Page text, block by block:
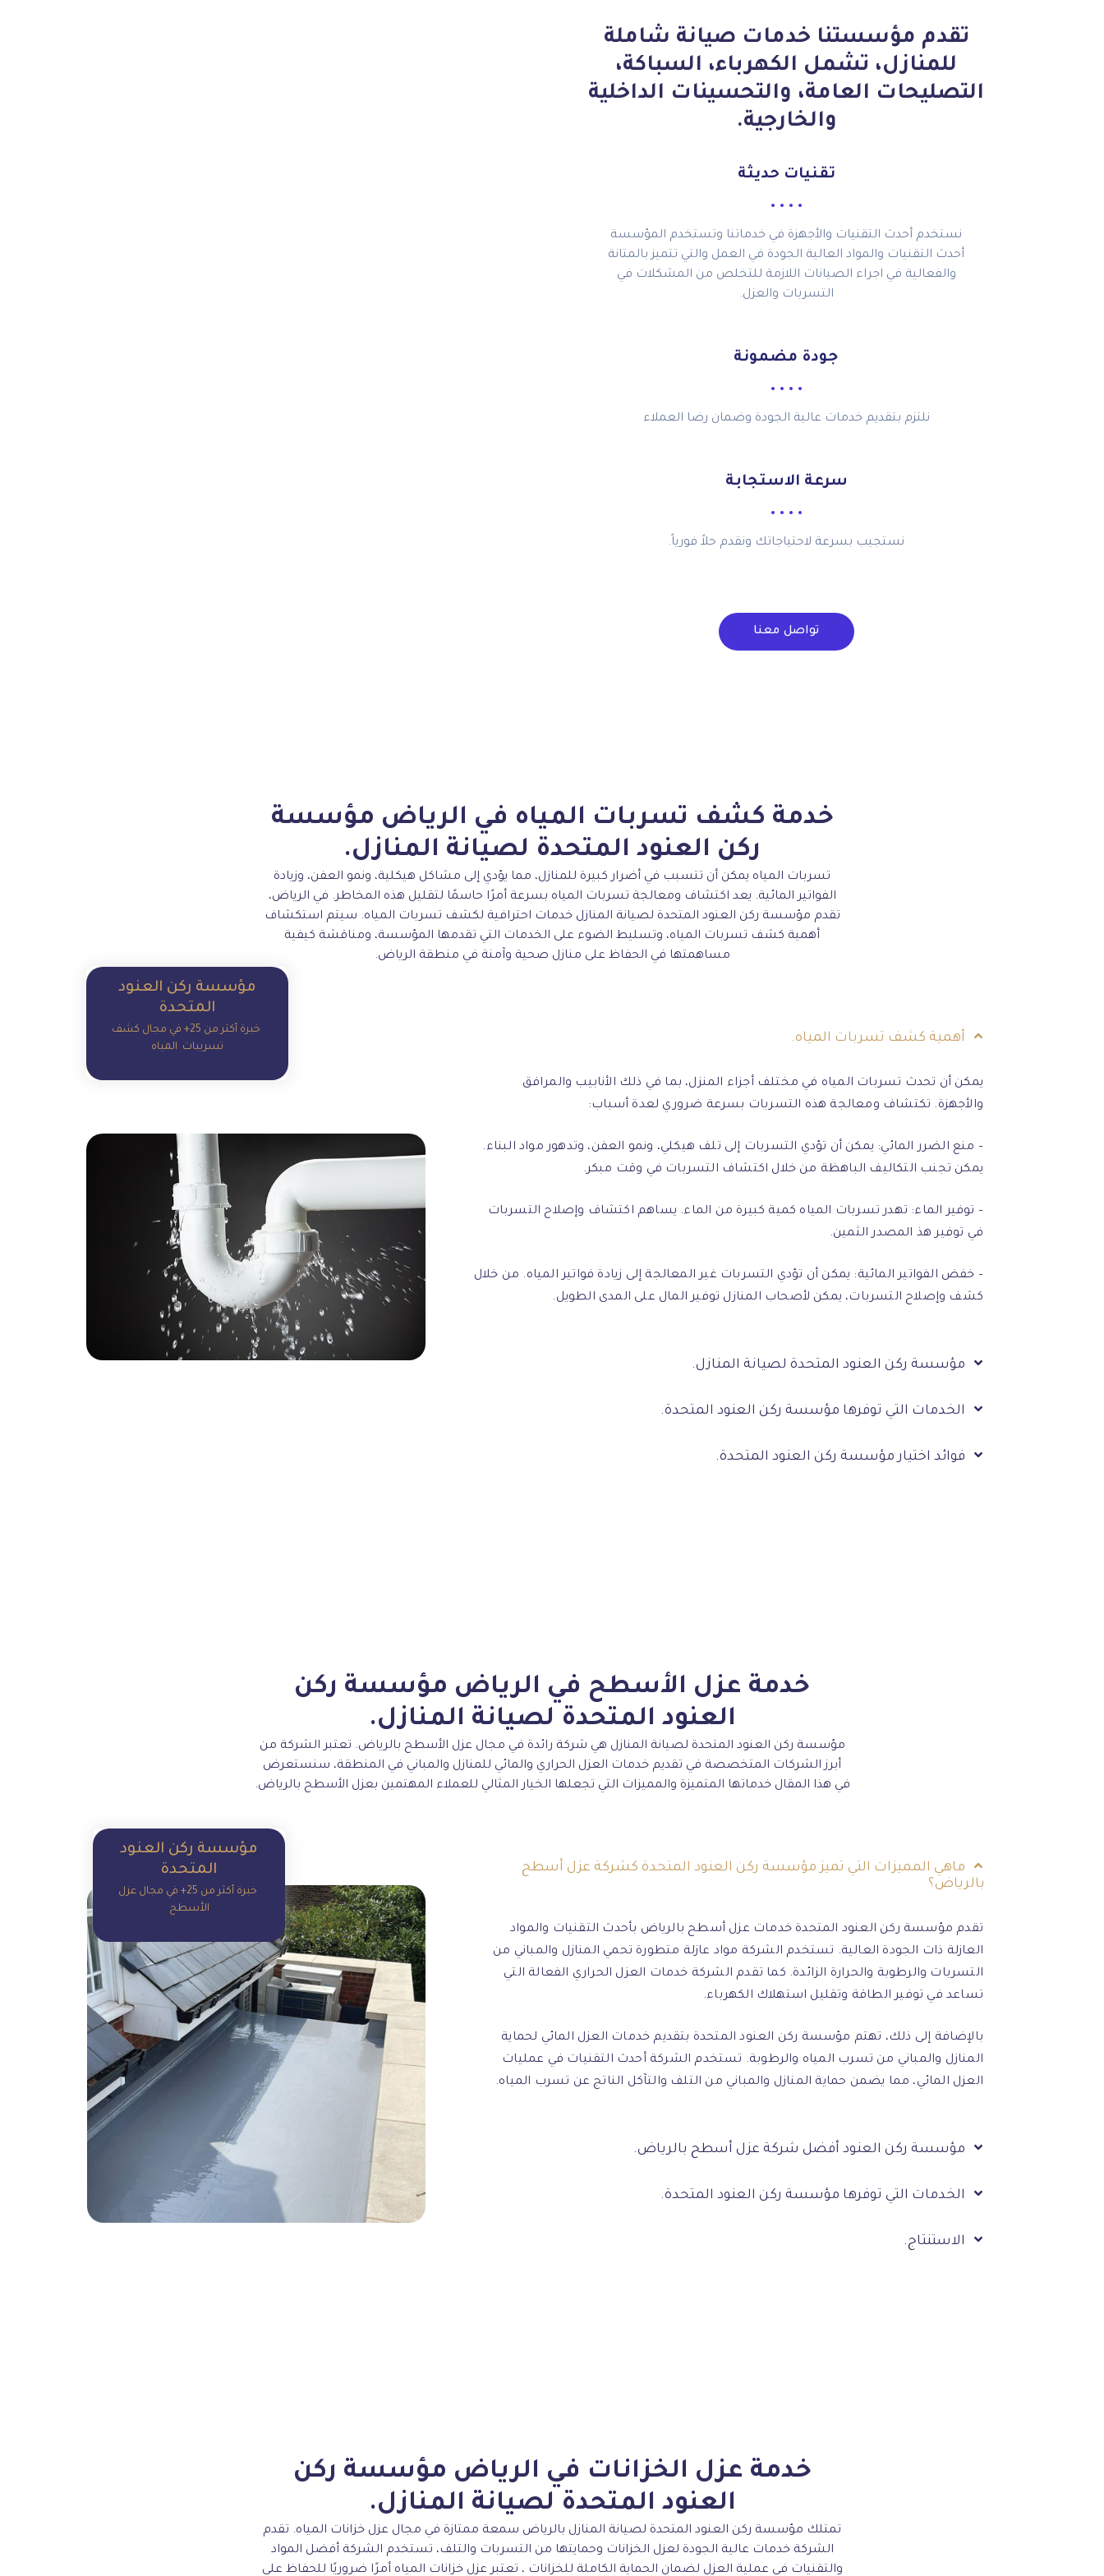
تقدم مؤسستنا خدمات صيانة شاملة
للمنازل، تشمل الكهرباء، السباكة،
التصليحات العامة، والتحسينات الداخلية
والخارجية.
تقنيات حديثة
نستخدم أحدث التقنيات والأجهزة في خدماتنا وتستخدم المؤسسة
أحدث التقنيات والمواد العالية الجودة في العمل والتي تتميز بالمتانة
والفعالية في اجراء الصيانات اللازمة للتخلص من المشكلات في
التسربات والعزل.
جودة مضمونة
نلتزم بتقديم خدمات عالية الجودة وضمان رضا العملاء
سرعة الاستجابة
نستجيب بسرعة لاحتياجاتك ونقدم حلاً فورياً.
تواصل معنا
خدمة كشف تسربات المياه في الرياض مؤسسة
ركن العنود المتحدة لصيانة المنازل.
تسربات المياه يمكن أن تتسبب في أضرار كبيرة للمنازل، مما يؤدي إلى مشاكل هيكلية، ونمو العفن، وزيادة
الفواتير المائية. يعد اكتشاف ومعالجة تسربات المياه بسرعة أمرًا حاسمًا لتقليل هذه المخاطر. في الرياض،
تقدم مؤسسة ركن العنود المتحدة لصيانة المنازل خدمات احترافية لكشف تسربات المياه. سيتم استكشاف
أهمية كشف تسربات المياه، وتسليط الضوء على الخدمات التي تقدمها المؤسسة، ومناقشة كيفية
مساهمتها في الحفاظ على منازل صحية وآمنة في منطقة الرياض.
أهمية كشف تسربات المياه.
يمكن أن تحدث تسربات المياه في مختلف أجزاء المنزل، بما في ذلك الأنابيب والمرافق
والأجهزة. تكتشاف ومعالجة هذه التسربات بسرعة ضروري لعدة أسباب:
– منع الضرر المائي: يمكن أن تؤدي التسربات إلى تلف هيكلي، ونمو العفن، وتدهور مواد البناء.
يمكن تجنب التكاليف الباهظة من خلال اكتشاف التسربات في وقت مبكر.
– توفير الماء: تهدر تسربات المياه كمية كبيرة من الماء. يساهم اكتشاف وإصلاح التسربات
في توفير هذ المصدر الثمين.
– خفض الفواتير المائية: يمكن أن تؤدي التسربات غير المعالجة إلى زيادة فواتير المياه. من خلال
كشف وإصلاح التسربات، يمكن لأصحاب المنازل توفير المال على المدى الطويل.
مؤسسة ركن العنود المتحدة لصيانة المنازل.
الخدمات التي توفرها مؤسسة ركن العنود المتحدة.
فوائد اختيار مؤسسة ركن العنود المتحدة.
مؤسسة ركن العنود
المتحدة
خبرة أكثر من 25+ في مجال كشف
تسريبات المياه
مؤسسة ركن العنود
المتحدة
تسريبات المياه
خدمة عزل الأسطح في الرياض مؤسسة ركن
العنود المتحدة لصيانة المنازل.
مؤسسة ركن العنود المتحدة لصيانة المنازل هي شركة رائدة في مجال عزل الأسطح بالرياض. تعتبر الشركة من
أبرز الشركات المتخصصة في تقديم خدمات العزل الحراري والمائي للمنازل والمباني في المنطقة، سنستعرض
في هذا المقال خدماتها المتميزة والمميزات التي تجعلها الخيار المثالي للعملاء المهتمين بعزل الأسطح بالرياض.
ماهي المميزات التي تميز مؤسسة ركن العنود المتحدة كشركة عزل أسطح
بالرياض؟
تقدم مؤسسة ركن العنود المتحدة خدمات عزل أسطح بالرياض بأحدث التقنيات والمواد
العازلة ذات الجودة العالية. تستخدم الشركة مواد عازلة متطورة تحمي المنازل والمباني من
التسربات والرطوبة والحرارة الزائدة. كما تقدم الشركة خدمات العزل الحراري الفعالة التي
تساعد في توفير الطاقة وتقليل استهلاك الكهرباء.
بالإضافة إلى ذلك، تهتم مؤسسة ركن العنود المتحدة بتقديم خدمات العزل المائي لحماية
المنازل والمباني من تسرب المياه والرطوبة. تستخدم الشركة أحدث التقنيات في عمليات
العزل المائي، مما يضمن حماية المنازل والمباني من التلف والتآكل الناتج عن تسرب المياه.
مؤسسة ركن العنود أفضل شركة عزل أسطح بالرياض.
الخدمات التي توفرها مؤسسة ركن العنود المتحدة.
الاستنتاج.
مؤسسة ركن العنود
المتحدة
خبرة أكثر من 25+ في مجال عزل
الأسطح
مؤسسة ركن العنود
المتحدة
الأسطح
خدمة عزل الخزانات في الرياض مؤسسة ركن
العنود المتحدة لصيانة المنازل.
تمتلك مؤسسة ركن العنود المتحدة لصيانة المنازل بالرياض سمعة ممتازة في مجال عزل خزانات المياه. تقدم
الشركة خدمات عالية الجودة لعزل الخزانات وحمايتها من التسربات والتلف، تستخدم الشركة أفضل المواد
والتقنيات في عملية العزل لضمان الحماية الكاملة للخزانات ، تعتبر عزل خزانات المياه أمرًا ضروريًا للحفاظ على